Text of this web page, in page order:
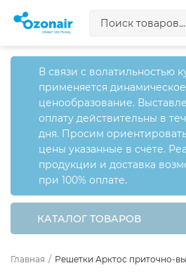
В связи с волатильностью
применяется динамическое
ценообразование.
оплату действительны в
дня. Просим
цены указанные в счёте.
продукции и доставка
при 100% оплате.
КАТАЛОГ ТОВАРОВ
Главная / Решетки Арктос приточно-